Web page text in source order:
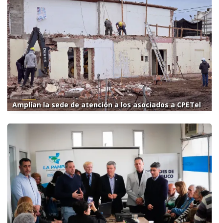
Amplían la sede de atención a los asociados a CPETel